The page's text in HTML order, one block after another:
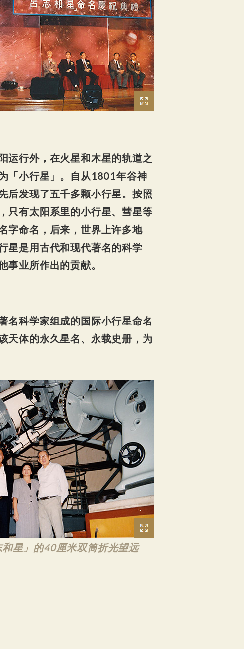
运行外，在火星和木星的轨道之
「小行星」。自从1801年谷神
后发现了五千多颗小行星。按照
只有太阳系里的小行星、彗星等
字命名，后来，世界上许多地
星是用古代和现代著名的科学
业所作出的贡献。
名科学家组成的国际小行星命名
天体的永久星名、永载史册，为
星」的40厘米双筒折光望远